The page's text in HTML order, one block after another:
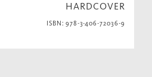
HARDCOVER
ISBN: 978-3-406-72036-9